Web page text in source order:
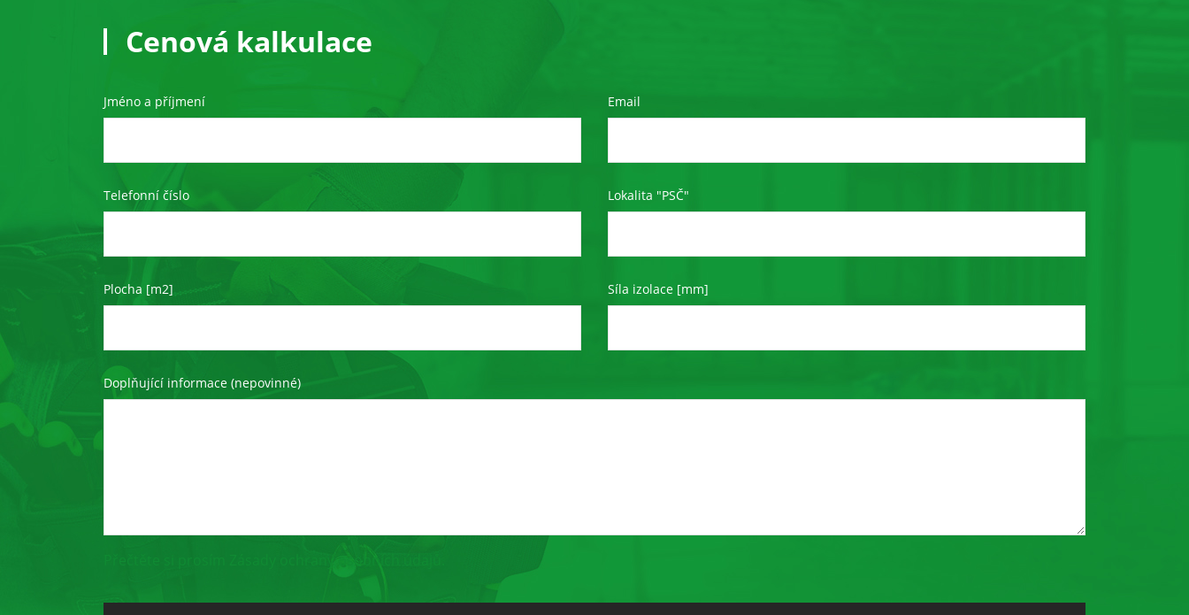
Cenová kalkulace
Jméno a příjmení Email
Telefonní číslo Lokalita "PSČ"
Plocha [m2] Síla izolace [mm]
Doplňující informace (nepovinné)
Přečtěte si prosím Zásady ochrany osobních údajů.